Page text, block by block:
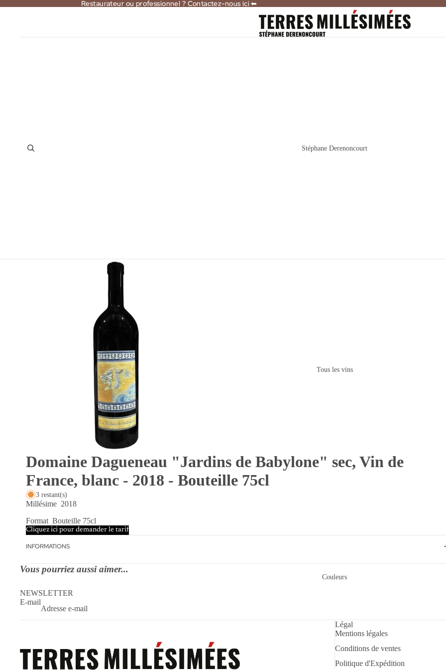
Restaurateur ou professionnel ? Contactez-nous ici ⬅
Restaurateur ou professionnel ? Contactez-nous ici ⬅
Stéphane Derenoncourt
Tous les vins
Couleurs
Domaine Dagueneau "Jardins de Babylone" sec, Vin de
France, blanc - 2018 - Bouteille 75cl
3 restant(s)
Millésime 2018
Format Bouteille 75cl
Cliquez ici pour demander le tarif
INFORMATIONS
Vous pourriez aussi aimer...
NEWSLETTER
E-mail
Légal
Mentions légales
Conditions de ventes
Politique d'Expédition
Politique de confidentialité